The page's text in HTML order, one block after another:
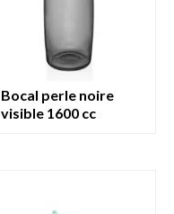
bocal perle noire
visible 1600 cc